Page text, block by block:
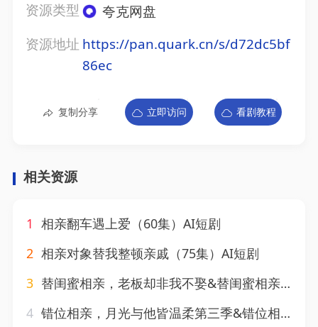
资源类型
夸克网盘
资源地址 https://pan.quark.cn/s/d72dc5bf
86ec
复制分享 立即访问 看剧教程
相关资源
1 相亲翻车遇上爱（60集）AI短剧
2 相亲对象替我整顿亲戚（75集）AI短剧
3 替闺蜜相亲，老板却非我不娶&替闺蜜相亲老板却非我不娶（83集）AI短剧
4 错位相亲，月光与他皆温柔第三季&错位相亲月光与他皆温柔第三季（84集）AI短剧